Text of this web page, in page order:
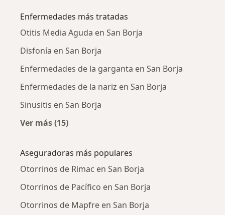
Enfermedades más tratadas
Otitis Media Aguda en San Borja
Disfonía en San Borja
Enfermedades de la garganta en San Borja
Enfermedades de la nariz en San Borja
Sinusitis en San Borja
Ver más (15)
Aseguradoras más populares
Otorrinos de Rimac en San Borja
Otorrinos de Pacífico en San Borja
Otorrinos de Mapfre en San Borja